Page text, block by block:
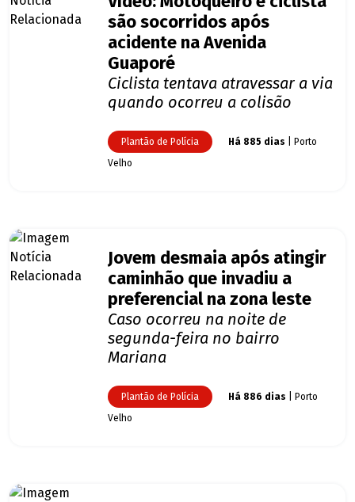
são socorridos após
acidente na Avenida
Guaporé
Ciclista tentava atravessar a via
quando ocorreu a colisão
Plantão de Polícia Há 885 dias | Porto
Velho
Jovem desmaia após atingir
caminhão que invadiu a
preferencial na zona leste
Caso ocorreu na noite de
segunda-feira no bairro
Mariana
Plantão de Polícia Há 886 dias | Porto
Velho